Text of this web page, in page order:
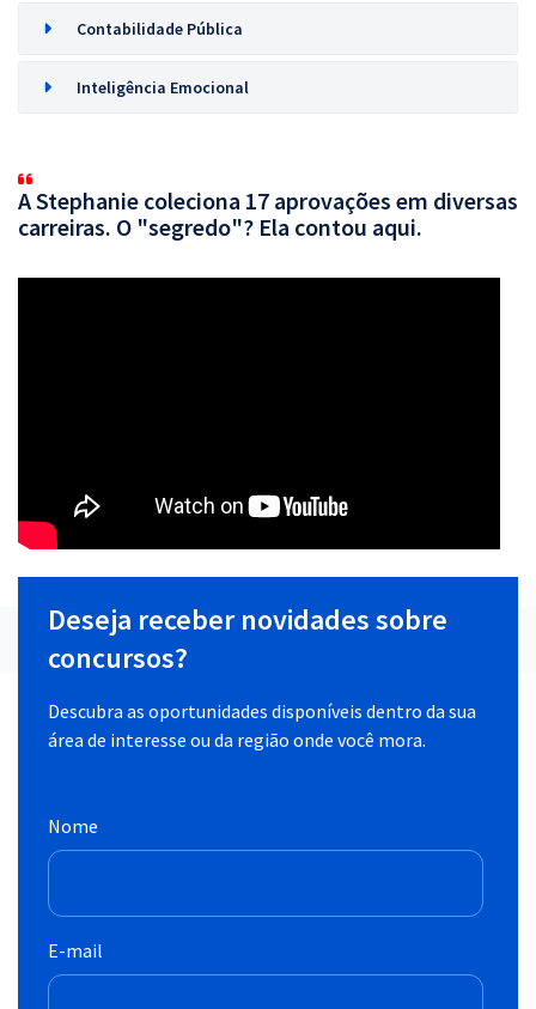
Contabilidade Pública
Inteligência Emocional
A Stephanie coleciona 17 aprovações em diversas
carreiras. O "segredo"? Ela contou aqui.
Deseja receber novidades sobre
concursos?
Descubra as oportunidades disponíveis dentro da sua
área de interesse ou da região onde você mora.
Nome
E-mail